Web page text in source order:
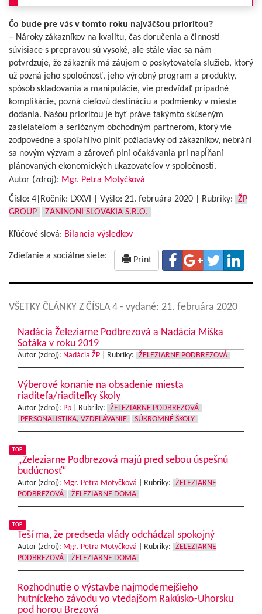
Čo bude pre vás v tomto roku najväčšou prioritou?
– Nároky zákazníkov na kvalitu, čas doručenia a činnosti
súvisiace s prepravou sú vysoké, ale stále viac sa nám
potvrdzuje, že zákazník má záujem o poskytovateľa služieb, ktorý
už pozná jeho spoločnosť, jeho výrobný program a produkty,
spôsob skladovania a manipulácie, vie predvídať prípadné
komplikácie, pozná cieľovú destináciu a podmienky v mieste
dodania. Našou prioritou je byť práve takýmto skúseným
zasielateľom a serióznym obchodným partnerom, ktorý vie
zodpovedne a spoľahlivo plniť požiadavky od zákazníkov, nebráni
sa novým výzvam a zároveň plní očakávania pri napĺňaní
plánovaných ekonomických ukazovateľov v spoločnosti.
Autor (zdroj): Mgr. Petra Motyčková
Číslo: 4|Ročník: LXXVI | Vyšlo: 21. februára 2020 Rubriky:
ŽP
GROUP
ZANINONI SLOVAKIA S.R.O.
Kľúčové slová: Bilancia výsledkov
Zdieľanie a sociálne siete: Print
VŠETKY ČLÁNKY Z ČÍSLA 4 - vydané: 21. februára 2020
Nadácia Železiarne Podbrezová a Nadácia Miška
Sotáka v roku 2019
Autor (zdroj): Nadácia ŽP Rubriky: ŽELEZIARNE PODBREZOVÁ
Výberové konanie na obsadenie miesta
riaditeľa/riaditeľky školy
Autor (zdroj): Pp Rubriky:
ŽELEZIARNE PODBREZOVÁ
PERSONALISTIKA, VZDELÁVANIE
SÚKROMNÉ ŠKOLY
TOP
„Železiarne Podbrezová majú pred sebou úspešnú
budúcnosť“
Autor (zdroj): Mgr. Petra Motyčková Rubriky:
ŽELEZIARNE
PODBREZOVÁ
ŽELEZIARNE DOMA
TOP
Teší ma, že predseda vlády odchádzal spokojný
Autor (zdroj): Mgr. Petra Motyčková Rubriky:
ŽELEZIARNE
PODBREZOVÁ
ŽELEZIARNE DOMA
Rozhodnutie o výstavbe najmodernejšieho
hutníckeho závodu vo vtedajšom Rakúsko-Uhorsku
pod horou Brezová